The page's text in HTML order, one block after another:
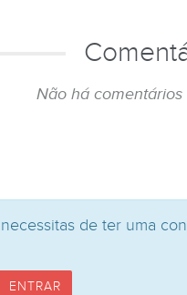
Não há comentários
de ter uma
ENTRAR